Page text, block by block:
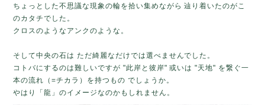
ちょっとした不思議な現象の輪を拾い集めながら 辿り着いたのがこ
のカタチでした。
クロスのようなアンクのような。
そして中央の石は ただ綺麗なだけでは選べませんでした。
コトバにするのは難しいですが "此岸と彼岸" 或いは "天地" を繋ぐ一
本の流れ（=チカラ）を持つもの でしょうか。
やはり「龍」のイメージなのかもしれません。